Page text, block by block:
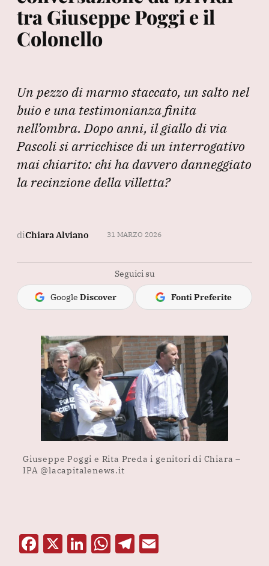
tra Giuseppe Poggi e il
Colonello
Un pezzo di marmo staccato, un salto nel
buio e una testimonianza finita
nell’ombra. Dopo anni, il giallo di via
Pascoli si arricchisce di un interrogativo
mai chiarito: chi ha davvero danneggiato
la recinzione della villetta?
diChiara Alviano 31 MARZO 2026
Seguici su
Google Discover Fonti Preferite
Giuseppe Poggi e Rita Preda i genitori di Chiara –
IPA @lacapitalenews.it
F X Li W T